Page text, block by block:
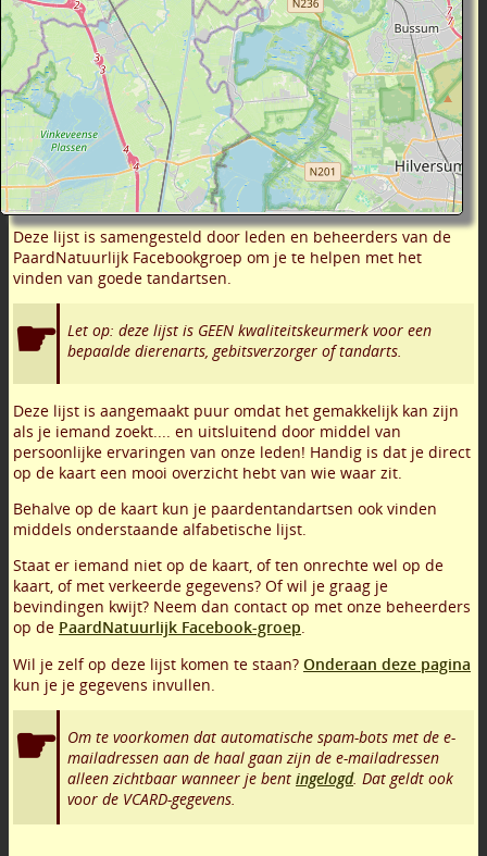
Deze lijst is samengesteld door leden en beheerders van de
PaardNatuurlijk Facebookgroep om je te helpen met het
vinden van goede tandartsen.
Let op: deze lijst is GEEN kwaliteitskeurmerk voor een
bepaalde dierenarts, gebitsverzorger of tandarts.
Deze lijst is aangemaakt puur omdat het gemakkelijk kan zijn
als je iemand zoekt.... en uitsluitend door middel van
persoonlijke ervaringen van onze leden! Handig is dat je direct
op de kaart een mooi overzicht hebt van wie waar zit.
Behalve op de kaart kun je paardentandartsen ook vinden
middels onderstaande alfabetische lijst.
Staat er iemand niet op de kaart, of ten onrechte wel op de
kaart, of met verkeerde gegevens? Of wil je graag je
bevindingen kwijt? Neem dan contact op met onze beheerders
op de PaardNatuurlijk Facebook-groep.
Wil je zelf op deze lijst komen te staan? Onderaan deze pagina
kun je je gegevens invullen.
Om te voorkomen dat automatische spam-bots met de e-
mailadressen aan de haal gaan zijn de e-mailadressen
alleen zichtbaar wanneer je bent ingelogd. Dat geldt ook
voor de VCARD-gegevens.